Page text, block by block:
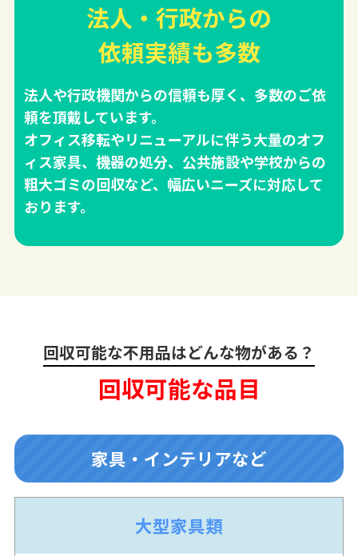
法人・行政からの
依頼実績も多数
法人や行政機関からの信頼も厚く、多数のご依
頼を頂戴しています。
オフィス移転やリニューアルに伴う大量のオフ
ィス家具、機器の処分、公共施設や学校からの
粗大ゴミの回収など、幅広いニーズに対応して
おります。
回収可能な不用品はどんな物がある？
回収可能な品目
家具・インテリアなど
大型家具類